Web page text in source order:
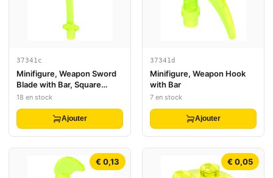
37341c
Minifigure, Weapon Sword
Blade with Bar, Square
Crossguard
18 en stock
Ajouter
37341d
Minifigure, Weapon Hook
with Bar
7 en stock
Ajouter
€ 0,13 € 0,05